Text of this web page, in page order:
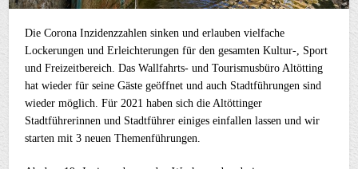
Die Corona Inzidenzzahlen sinken und erlauben vielfache
Lockerungen und Erleichterungen für den gesamten Kultur-, Sport
und Freizeitbereich. Das Wallfahrts- und Tourismusbüro Altötting
hat wieder für seine Gäste geöffnet und auch Stadtführungen sind
wieder möglich. Für 2021 haben sich die Altöttinger
Stadtführerinnen und Stadtführer einiges einfallen lassen und wir
starten mit 3 neuen Themenführungen.